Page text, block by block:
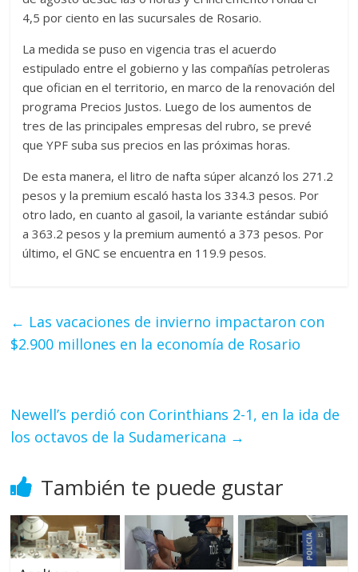
4,5 por ciento en las sucursales de Rosario.
La medida se puso en vigencia tras el acuerdo
estipulado entre el gobierno y las compañías petroleras
que ofician en el territorio, en marco de la renovación del
programa Precios Justos. Luego de los aumentos de
tres de las principales empresas del rubro, se prevé
que YPF suba sus precios en las próximas horas.
De esta manera, el litro de nafta súper alcanzó los 271.2
pesos y la premium escaló hasta los 334.3 pesos. Por
otro lado, en cuanto al gasoil, la variante estándar subió
a 363.2 pesos y la premium aumentó a 373 pesos. Por
último, el GNC se encuentra en 119.9 pesos.
← Las vacaciones de invierno impactaron con
$2.900 millones en la economía de Rosario
Newell’s perdió con Corinthians 2-1, en la ida de
los octavos de la Sudamericana →
También te puede gustar